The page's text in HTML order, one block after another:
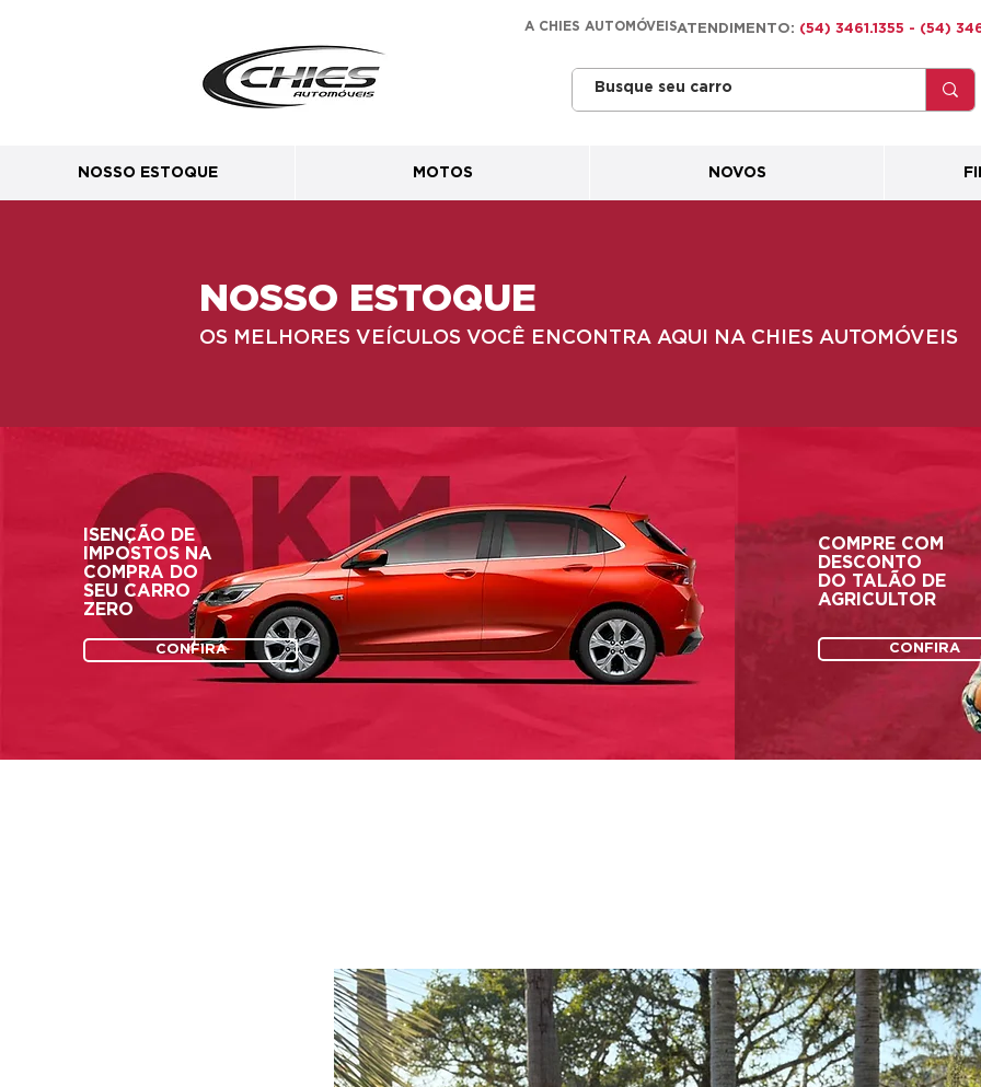
A CHIES AUTOMÓVEISATENDIMENTO: (54) 3461.1355 - (54)
NOSSO ESTOQUE MOTOS NOVOS
NOSSO ESTOQUE
OS MELHORES VEÍCULOS VOCÊ ENCONTRA AQUI NA CHIES AUTOMÓVEIS
ISENÇÃO DE
IMPOSTOS NA
COMPRA DO
SEU CARRO
ZERO
CONFIRA
COMPRE COM
DESCONTO
DO TALÃO DE
AGRICULTOR
CONFIRA